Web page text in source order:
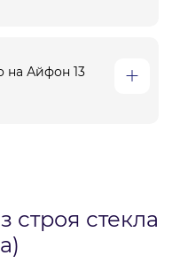
на Айфон 13
стекла